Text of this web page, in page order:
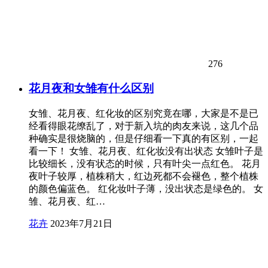
276
花月夜和女雏有什么区别
女雏、花月夜、红化妆的区别究竟在哪，大家是不是已
经看得眼花缭乱了，对于新入坑的肉友来说，这几个品
种确实是很烧脑的，但是仔细看一下真的有区别，一起
看一下！ 女雏、花月夜、红化妆没有出状态 女雏叶子是
比较细长，没有状态的时候，只有叶尖一点红色。 花月
夜叶子较厚，植株稍大，红边死都不会褪色，整个植株
的颜色偏蓝色。 红化妆叶子薄，没出状态是绿色的。 女
雏、花月夜、红…
花卉 2023年7月21日